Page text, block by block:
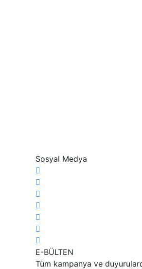
Sosyal Medya
E-BÜLTEN
Tüm kampanya ve